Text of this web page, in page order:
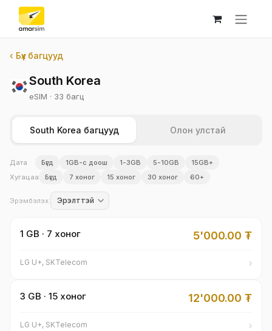
Skip to Content
‹ Бүх багцууд
South Korea
eSIM · 33 багц
South Korea багцууд Олон улстай
Дата Бүгд 1GB-с доош 1-3GB 5-10GB
15GB+
Хугацаа
Бүгд 7 хоног 15 хоног 30 хоног 60+
Эрэмбэлэх:
1 GB · 7 хоног 5'000.00 ₮
LG U+, SKTelecom ›
3 GB · 15 хоног 12'000.00 ₮
LG U+, SKTelecom ›